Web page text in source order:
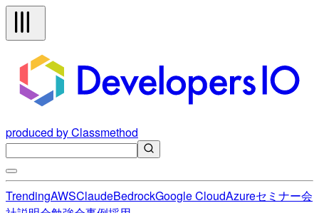
produced by Classmethod
TrendingAWSClaudeBedrockGoogle CloudAzureセミナー会